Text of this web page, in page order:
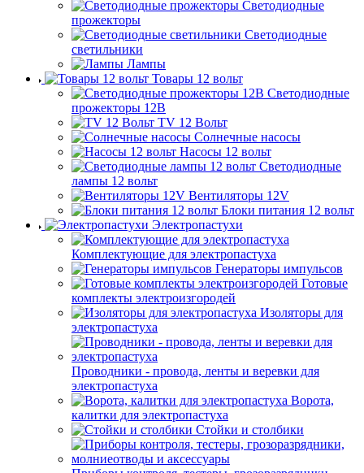
Светодиодные
прожекторы
Светодиодные
светильники
Лампы
Товары 12 вольт
Светодиодные
прожекторы 12В
TV 12 Вольт
Солнечные насосы
Насосы 12 вольт
Светодиодные
лампы 12 вольт
Вентиляторы 12V
Блоки питания 12 вольт
Электропастухи
Комплектующие для электропастуха
Генераторы импульсов
Готовые
комплекты электроизгородей
Изоляторы для
электропастуха
Проводники - провода, ленты и веревки для
электропастуха
Ворота,
калитки для электропастуха
Стойки и столбики